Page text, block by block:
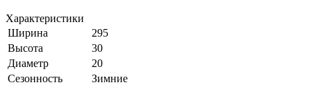
Характеристики
Ширина
295
Высота
30
Диаметр
20
Сезонность
Зимние